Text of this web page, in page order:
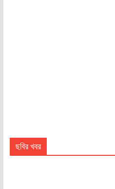
ছবির খবর